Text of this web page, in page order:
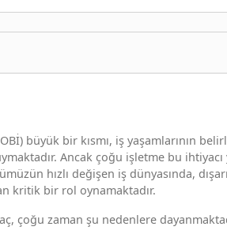
büyük bir kısmı, iş yaşamlarının
Ancak çoğu işletme bu
hızlı değişen iş dünyasında,
kritik bir rol oynamaktadır.
çoğu zaman şu nedenlere